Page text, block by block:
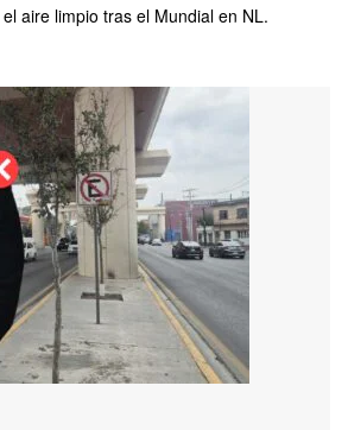
aire limpio tras el Mundial en NL.